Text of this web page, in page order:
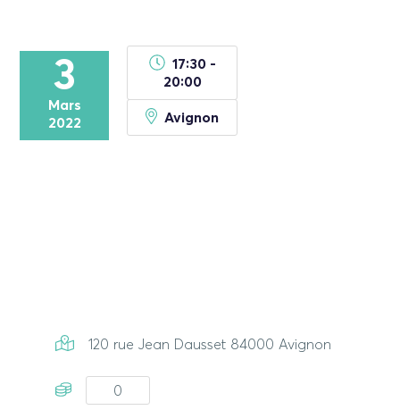
3
Mars
2022
17:30 -
20:00
Avignon
120 rue Jean Dausset 84000 Avignon
0